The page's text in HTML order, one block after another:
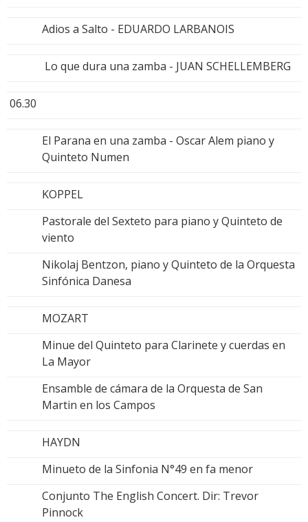
Adios a Salto - EDUARDO LARBANOIS
Lo que dura una zamba - JUAN SCHELLEMBERG
06.30
El Parana en una zamba - Oscar Alem piano y
Quinteto Numen
KOPPEL
Pastorale del Sexteto para piano y Quinteto de
viento
Nikolaj Bentzon, piano y Quinteto de la Orquesta
Sinfónica Danesa
MOZART
Minue del Quinteto para Clarinete y cuerdas en
La Mayor
Ensamble de cámara de la Orquesta de San
Martin en los Campos
HAYDN
Minueto de la Sinfonia N°49 en fa menor
Conjunto The English Concert. Dir: Trevor
Pinnock